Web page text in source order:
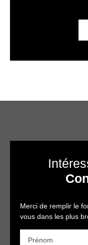
Merci de remplir le
vous dans les plus
Prénom